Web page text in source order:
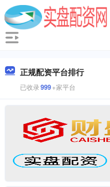
正规配资平台排行
已收录999+家平台